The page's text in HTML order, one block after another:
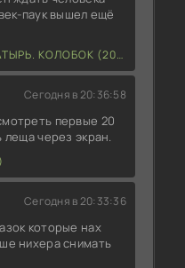
паук вышел ещё
КОЛОБОК (2026)
Сегодня в 20:36:58
первые 20
леща через экран.
Сегодня в 20:33:36
которые нах
нихера снимать